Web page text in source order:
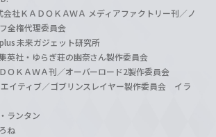
社ＫＡＤＯＫＡＷＡ メディアファクトリー刊／ノ
全権代理委員会
未来ガジェット研究所
英社・ゆらぎ荘の幽奈さん製作委員会
ＯＫＡＷＡ刊／オーバーロード2製作委員会
イティブ／ゴブリンスレイヤー製作委員会 イラ
ランタン
ね